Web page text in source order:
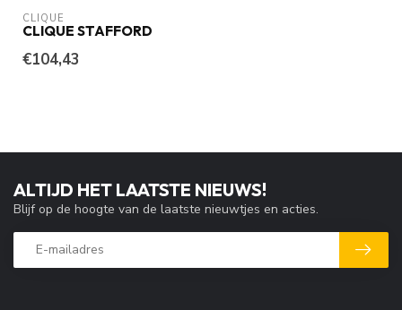
CLIQUE
CLIQUE STAFFORD
€104,43
ALTIJD HET LAATSTE NIEUWS!
Blijf op de hoogte van de laatste nieuwtjes en acties.